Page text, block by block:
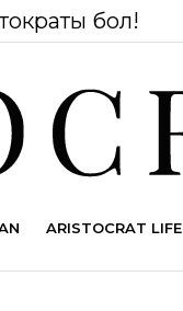
бол!
ARISTOCRAT LIFE